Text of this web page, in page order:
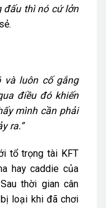
đấu thì nó cứ lởn
và luôn cố gắng
điều đó khiến
mình cần phải
ra.”
tổ trọng tài KFT
hay caddie của
thời gian cân
loại khi đã chơi